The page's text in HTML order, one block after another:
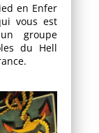
en Enfer
vous est
groupe
du Hell